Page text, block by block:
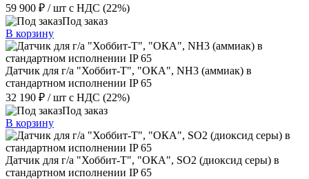
59 900 ₽ / шт с НДС (22%)
Под заказ
В корзину
Датчик для г/а "Хоббит-Т", "ОКА", NH3 (аммиак) в
стандартном исполнении IP 65
32 190 ₽ / шт с НДС (22%)
Под заказ
В корзину
Датчик для г/а "Хоббит-Т", "ОКА", SO2 (диоксид серы) в
стандартном исполнении IP 65